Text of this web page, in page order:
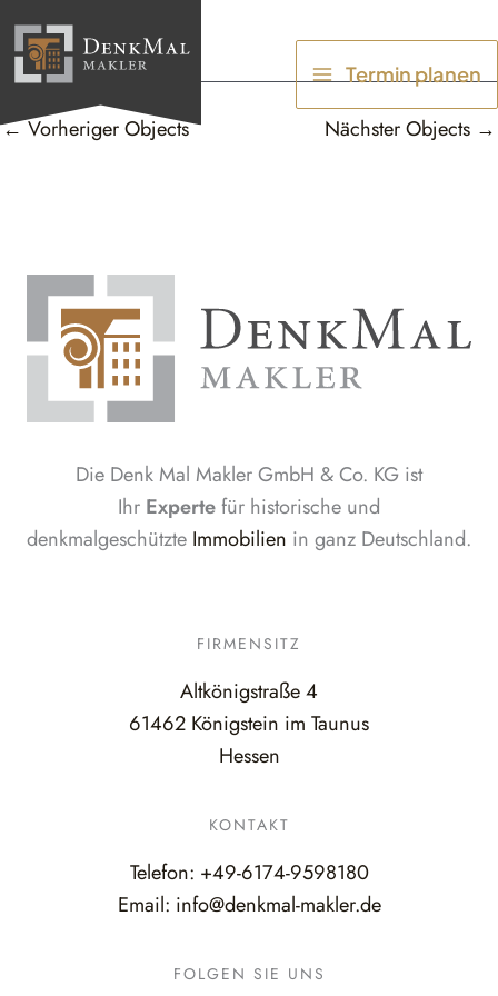
Inhalt
springen
Termin planen
←Vorheriger Objects Nächster Objects →
Die Denk Mal Makler GmbH & Co. KG ist
Ihr Expertefür historische und
denkmalgeschützte Immobilien in ganz Deutschland.
FIRMENSITZ
Altkönigstraße 4
61462 Königstein im Taunus
Hessen
KONTAKT
Telefon: +49-6174-9598180
Email: info@denkmal-makler.de
FOLGEN SIE UNS